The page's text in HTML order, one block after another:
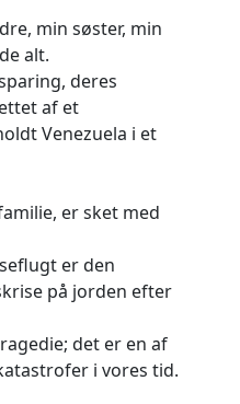
min søster, min
alt.
deres
af et
Venezuela i et
er sket med
er den
på jorden efter
det er en af
i vores tid.